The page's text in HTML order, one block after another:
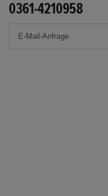
0361-4210958